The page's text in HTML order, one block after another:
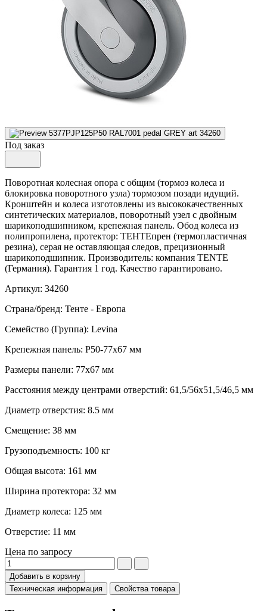
Под заказ
Поворотная колесная опора с общим (тормоз колеса и
блокировка поворотного узла) тормозом позади идущий.
Кронштейн и колеса изготовлены из высококачественных
синтетических материалов, поворотный узел с двойным
шарикоподшипником, крепежная панель. Обод колеса из
полипропилена, протектор: ТЕНТЕпрен (термопластичная
резина), серая не оставляющая следов, прецизионный
шарикоподшипник. Производитель: компания TENTE
(Германия). Гарантия 1 год. Качество гарантировано.
Артикул: 34260
Страна/бренд: Тенте - Европа
Семейство (Группа): Levina
Крепежная панель: P50-77x67 мм
Размеры панели: 77x67 мм
Расстояния между центрами отверстий: 61,5/56x51,5/46,5 мм
Диаметр отверстия: 8.5 мм
Смещение: 38 мм
Грузоподъемность: 100 кг
Общая высота: 161 мм
Ширина протектора: 32 мм
Диаметр колеса: 125 мм
Отверстие: 11 мм
Цена по запросу
Добавить в корзину
Техническая информация
Свойства товара